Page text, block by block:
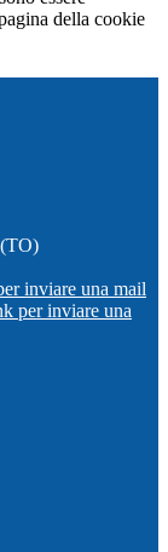
della cookie
inviare una mail
per inviare una